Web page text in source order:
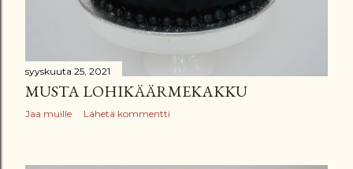
syyskuuta 25, 2021
MUSTA LOHIKÄÄRMEKAKKU
Jaa muille Lähetä kommentti